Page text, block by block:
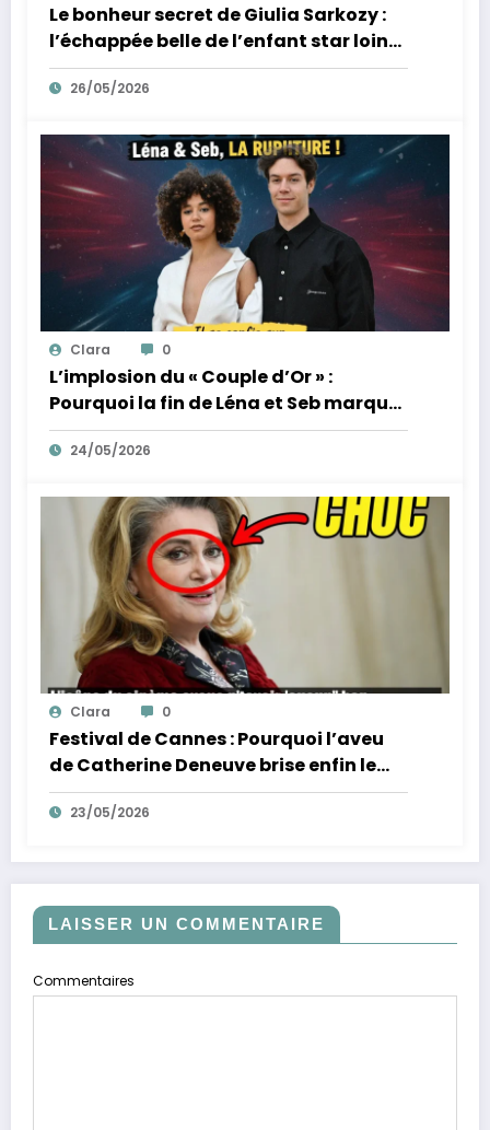
Le bonheur secret de Giulia Sarkozy :
l’échappée belle de l’enfant star loin
des tumultes familiaux.
26/05/2026
Clara 0
L’implosion du « Couple d’Or » :
Pourquoi la fin de Léna et Seb marque
la fin de l’innocence sur YouTube
24/05/2026
Clara 0
Festival de Cannes : Pourquoi l’aveu
de Catherine Deneuve brise enfin le
mythe de la Croisette
23/05/2026
LAISSER UN COMMENTAIRE
Commentaires